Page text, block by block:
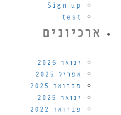
Sign up
test
ארכיונים
ינואר 2026
אפריל 2025
פברואר 2025
ינואר 2025
פברואר 2022